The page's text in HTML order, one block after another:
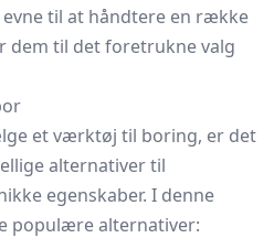
til at håndtere en række
dem til det foretrukne valg
et værktøj til boring, er det
alternativer til
egenskaber. I denne
populære alternativer: